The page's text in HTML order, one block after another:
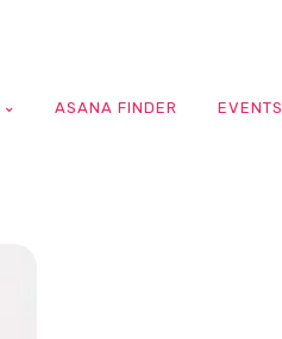
ASANA FINDER EVENTS